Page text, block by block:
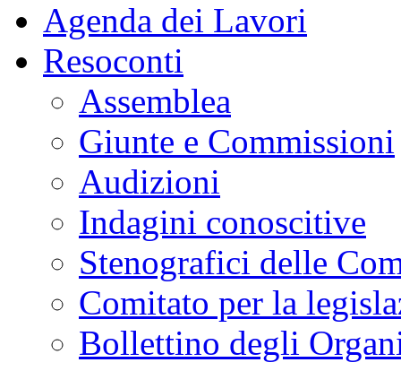
Agenda dei Lavori
Resoconti
Assemblea
Giunte e Commissioni
Audizioni
Indagini conoscitive
Stenografici delle
Comitato per la
Bollettino degli